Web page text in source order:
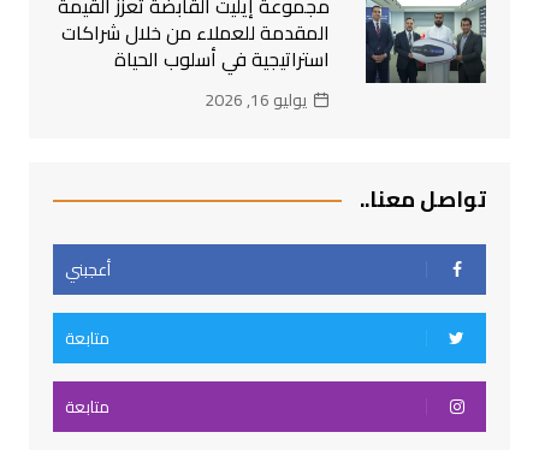
المقدمة للعملاء من خلال شراكات
استراتيجية في أسلوب الحياة
يوليو 16, 2026
تواصل معنا..
أعجبني
متابعة
متابعة